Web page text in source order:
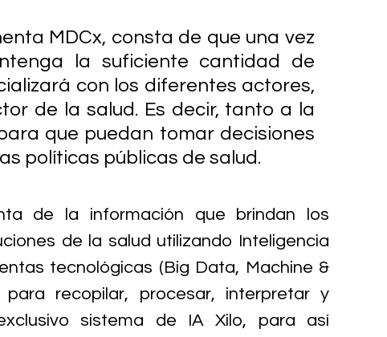
MDCx, consta de que una vez
la suficiente cantidad de
con los diferentes actores,
de la salud. Es decir, tanto a la
que puedan tomar decisiones
políticas públicas de salud.
de la información que brindan los
de la salud utilizando Inteligencia
tecnológicas (Big Data, Machine &
para recopilar, procesar, interpretar y
sistema de IA Xilo, para así